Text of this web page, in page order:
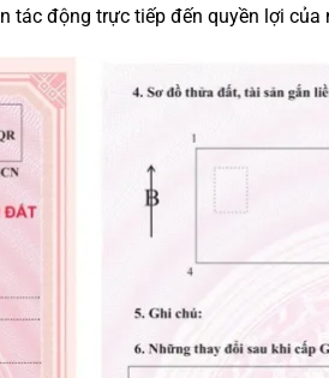
tác động trực tiếp đến quyền lợi